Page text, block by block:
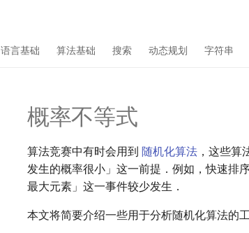
语言基础 算法基础 搜索 动态规划 字符串
概率不等式
算法竞赛中有时会用到 随机化算法 ，这些
发生的概率很小」这一前提．例如，快速排
最大元素」这一事件较少发生．
本文将简要介绍一些用于分析随机化算法的